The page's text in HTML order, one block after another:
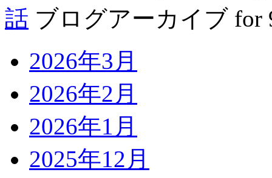
話 ブログアーカイブ for
2026年3月
2026年2月
2026年1月
2025年12月